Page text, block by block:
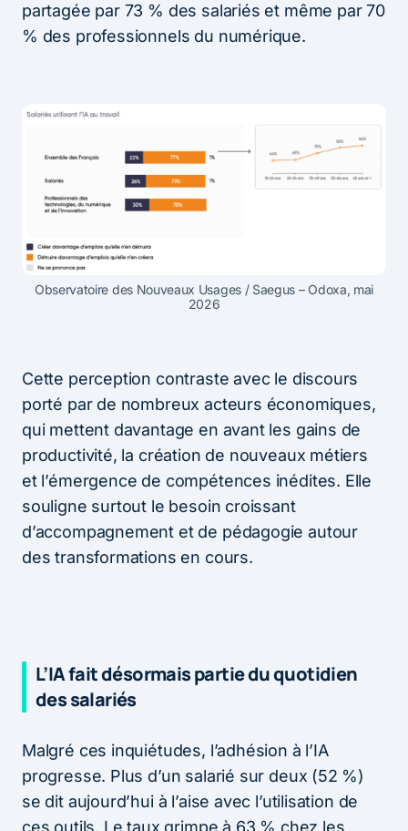
partagée par 73 % des salariés et même par 70
% des professionnels du numérique.
Observatoire des Nouveaux Usages / Saegus – Odoxa, mai
2026
Cette perception contraste avec le discours
porté par de nombreux acteurs économiques,
qui mettent davantage en avant les gains de
productivité, la création de nouveaux métiers
et l’émergence de compétences inédites. Elle
souligne surtout le besoin croissant
d’accompagnement et de pédagogie autour
des transformations en cours.
L’IA fait désormais partie du quotidien
des salariés
Malgré ces inquiétudes, l’adhésion à l’IA
progresse. Plus d’un salarié sur deux (52 %)
se dit aujourd’hui à l’aise avec l’utilisation de
ces outils. Le taux grimpe à 63 % chez les